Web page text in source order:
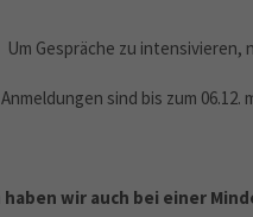
Um Gespräche zu
Anmeldungen sind bis zum
wir auch bei einer